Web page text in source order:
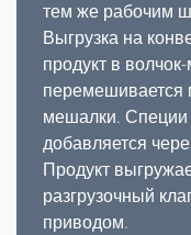
тем же рабочим
Выгрузка на
продукт в
перемешивается
мешалки. Специи
добавляется
Продукт
разгрузочный
приводом.